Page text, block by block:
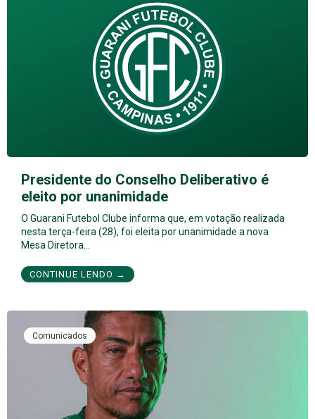
Presidente do Conselho Deliberativo é
eleito por unanimidade
O Guarani Futebol Clube informa que, em votação realizada
nesta terça-feira (28), foi eleita por unanimidade a nova
Mesa Diretora…
CONTINUE LENDO →
Comunicados